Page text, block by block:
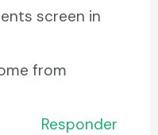
screen in
from
Responder